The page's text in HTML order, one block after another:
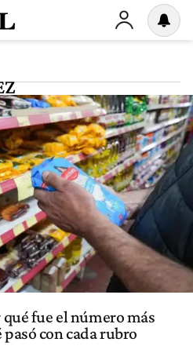
fue el número más
pasó con cada rubro